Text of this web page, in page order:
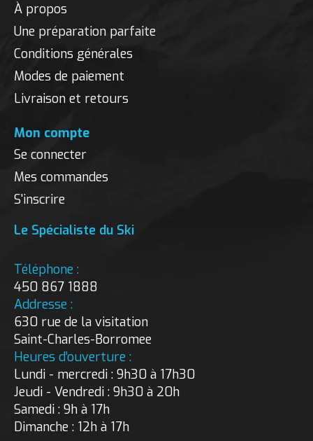
À propos
Une préparation parfaite
Conditions générales
Modes de paiement
Livraison et retours
Mon compte
Se connecter
Mes commandes
S'inscrire
Le Spécialiste du Ski
Téléphone :
450 867 1888
Addresse :
630 rue de la visitation
Saint-Charles-Borromee
Heures d’ouverture :
Lundi - mercredi : 9h30 à 17h30
Jeudi - Vendredi : 9h30 à 20h
Samedi : 9h à 17h
Dimanche : 12h à 17h